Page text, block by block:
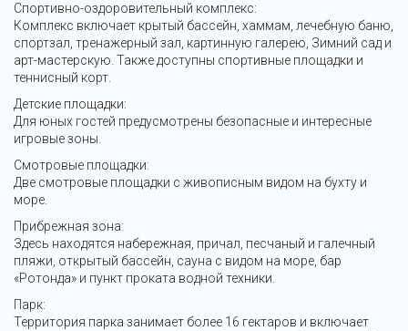
Спортивно-оздоровительный комплекс:
Комплекс включает крытый бассейн, хаммам, лечебную баню,
спортзал, тренажерный зал, картинную галерею, Зимний сад и
арт-мастерскую. Также доступны спортивные площадки и
теннисный корт.
Детские площадки:
Для юных гостей предусмотрены безопасные и интересные
игровые зоны.
Смотровые площадки:
Две смотровые площадки с живописным видом на бухту и
море.
Прибрежная зона:
Здесь находятся набережная, причал, песчаный и галечный
пляжи, открытый бассейн, сауна с видом на море, бар
«Ротонда» и пункт проката водной техники.
Парк:
Территория парка занимает более 16 гектаров и включает